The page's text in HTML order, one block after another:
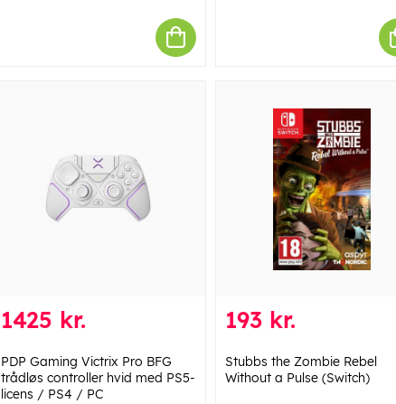
1425 kr.
PDP Gaming Victrix Pro BFG
trådløs controller hvid med PS5-
licens / PS4 / PC
193 kr.
Stubbs the Zombie Rebel
Without a Pulse (Switch)